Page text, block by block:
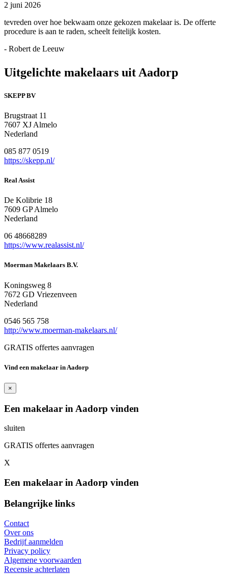
2 juni 2026
tevreden over hoe bekwaam onze gekozen makelaar is. De offerte
procedure is aan te raden, scheelt feitelijk kosten.
- Robert de Leeuw
Uitgelichte makelaars uit Aadorp
SKEPP BV
Brugstraat 11
7607 XJ Almelo
Nederland
085 877 0519
https://skepp.nl/
Real Assist
De Kolibrie 18
7609 GP Almelo
Nederland
06 48668289
https://www.realassist.nl/
Moerman Makelaars B.V.
Koningsweg 8
7672 GD Vriezenveen
Nederland
0546 565 758
http://www.moerman-makelaars.nl/
GRATIS offertes aanvragen
Vind een makelaar in Aadorp
×
Een makelaar in Aadorp vinden
sluiten
GRATIS offertes aanvragen
X
Een makelaar in Aadorp vinden
Belangrijke links
Contact
Over ons
Bedrijf aanmelden
Privacy policy
Algemene voorwaarden
Recensie achterlaten